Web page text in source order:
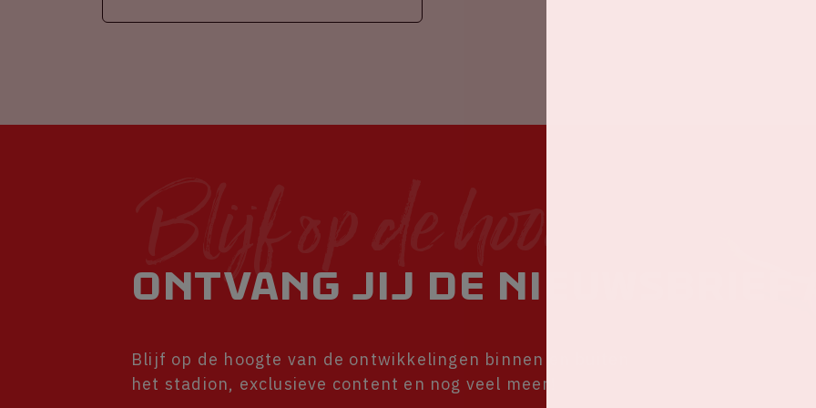
Ontvang jij de nieuwsbrief
Blijf op de hoogte van de ontwikkelingen binnen en buiten
het stadion, exclusieve content en nog veel meer!